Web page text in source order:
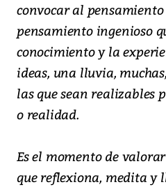
convocar al
pensamiento ingenioso
conocimiento y la
ideas, una lluvia,
las que sean realizables
o realidad.
Es el momento de
que reflexiona, medita y